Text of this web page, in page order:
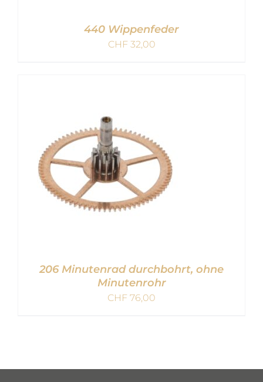
440 Wippenfeder
CHF32,00
206 Minutenrad durchbohrt, ohne
Minutenrohr
CHF 76,00